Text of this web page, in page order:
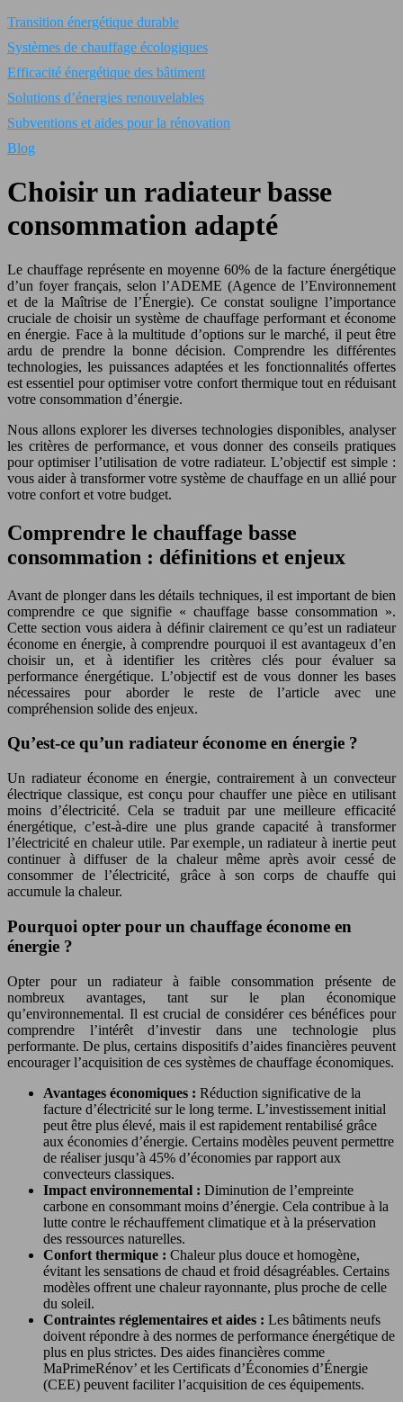
Transition énergétique durable
Systèmes de chauffage écologiques
Efficacité énergétique des bâtiment
Solutions d’énergies renouvelables
Subventions et aides pour la rénovation
Blog
Choisir un radiateur basse
consommation adapté
Le chauffage représente en moyenne 60% de la facture énergétique
d’un foyer français, selon l’ADEME (Agence de l’Environnement
et de la Maîtrise de l’Énergie). Ce constat souligne l’importance
cruciale de choisir un système de chauffage performant et économe
en énergie. Face à la multitude d’options sur le marché, il peut être
ardu de prendre la bonne décision. Comprendre les différentes
technologies, les puissances adaptées et les fonctionnalités offertes
est essentiel pour optimiser votre confort thermique tout en réduisant
votre consommation d’énergie.
Nous allons explorer les diverses technologies disponibles, analyser
les critères de performance, et vous donner des conseils pratiques
pour optimiser l’utilisation de votre radiateur. L’objectif est simple :
vous aider à transformer votre système de chauffage en un allié pour
votre confort et votre budget.
Comprendre le chauffage basse
consommation : définitions et enjeux
Avant de plonger dans les détails techniques, il est important de bien
comprendre ce que signifie « chauffage basse consommation ».
Cette section vous aidera à définir clairement ce qu’est un radiateur
économe en énergie, à comprendre pourquoi il est avantageux d’en
choisir un, et à identifier les critères clés pour évaluer sa
performance énergétique. L’objectif est de vous donner les bases
nécessaires pour aborder le reste de l’article avec une
compréhension solide des enjeux.
Qu’est-ce qu’un radiateur économe en énergie ?
Un radiateur économe en énergie, contrairement à un convecteur
électrique classique, est conçu pour chauffer une pièce en utilisant
moins d’électricité. Cela se traduit par une meilleure efficacité
énergétique, c’est-à-dire une plus grande capacité à transformer
l’électricité en chaleur utile. Par exemple, un radiateur à inertie peut
continuer à diffuser de la chaleur même après avoir cessé de
consommer de l’électricité, grâce à son corps de chauffe qui
accumule la chaleur.
Pourquoi opter pour un chauffage économe en
énergie ?
Opter pour un radiateur à faible consommation présente de
nombreux avantages, tant sur le plan économique
qu’environnemental. Il est crucial de considérer ces bénéfices pour
comprendre l’intérêt d’investir dans une technologie plus
performante. De plus, certains dispositifs d’aides financières peuvent
encourager l’acquisition de ces systèmes de chauffage économiques.
Avantages économiques : Réduction significative de la
facture d’électricité sur le long terme. L’investissement initial
peut être plus élevé, mais il est rapidement rentabilisé grâce
aux économies d’énergie. Certains modèles peuvent permettre
de réaliser jusqu’à 45% d’économies par rapport aux
convecteurs classiques.
Impact environnemental : Diminution de l’empreinte
carbone en consommant moins d’énergie. Cela contribue à la
lutte contre le réchauffement climatique et à la préservation
des ressources naturelles.
Confort thermique : Chaleur plus douce et homogène,
évitant les sensations de chaud et froid désagréables. Certains
modèles offrent une chaleur rayonnante, plus proche de celle
du soleil.
Contraintes réglementaires et aides : Les bâtiments neufs
doivent répondre à des normes de performance énergétique de
plus en plus strictes. Des aides financières comme
MaPrimeRénov’ et les Certificats d’Économies d’Énergie
(CEE) peuvent faciliter l’acquisition de ces équipements.